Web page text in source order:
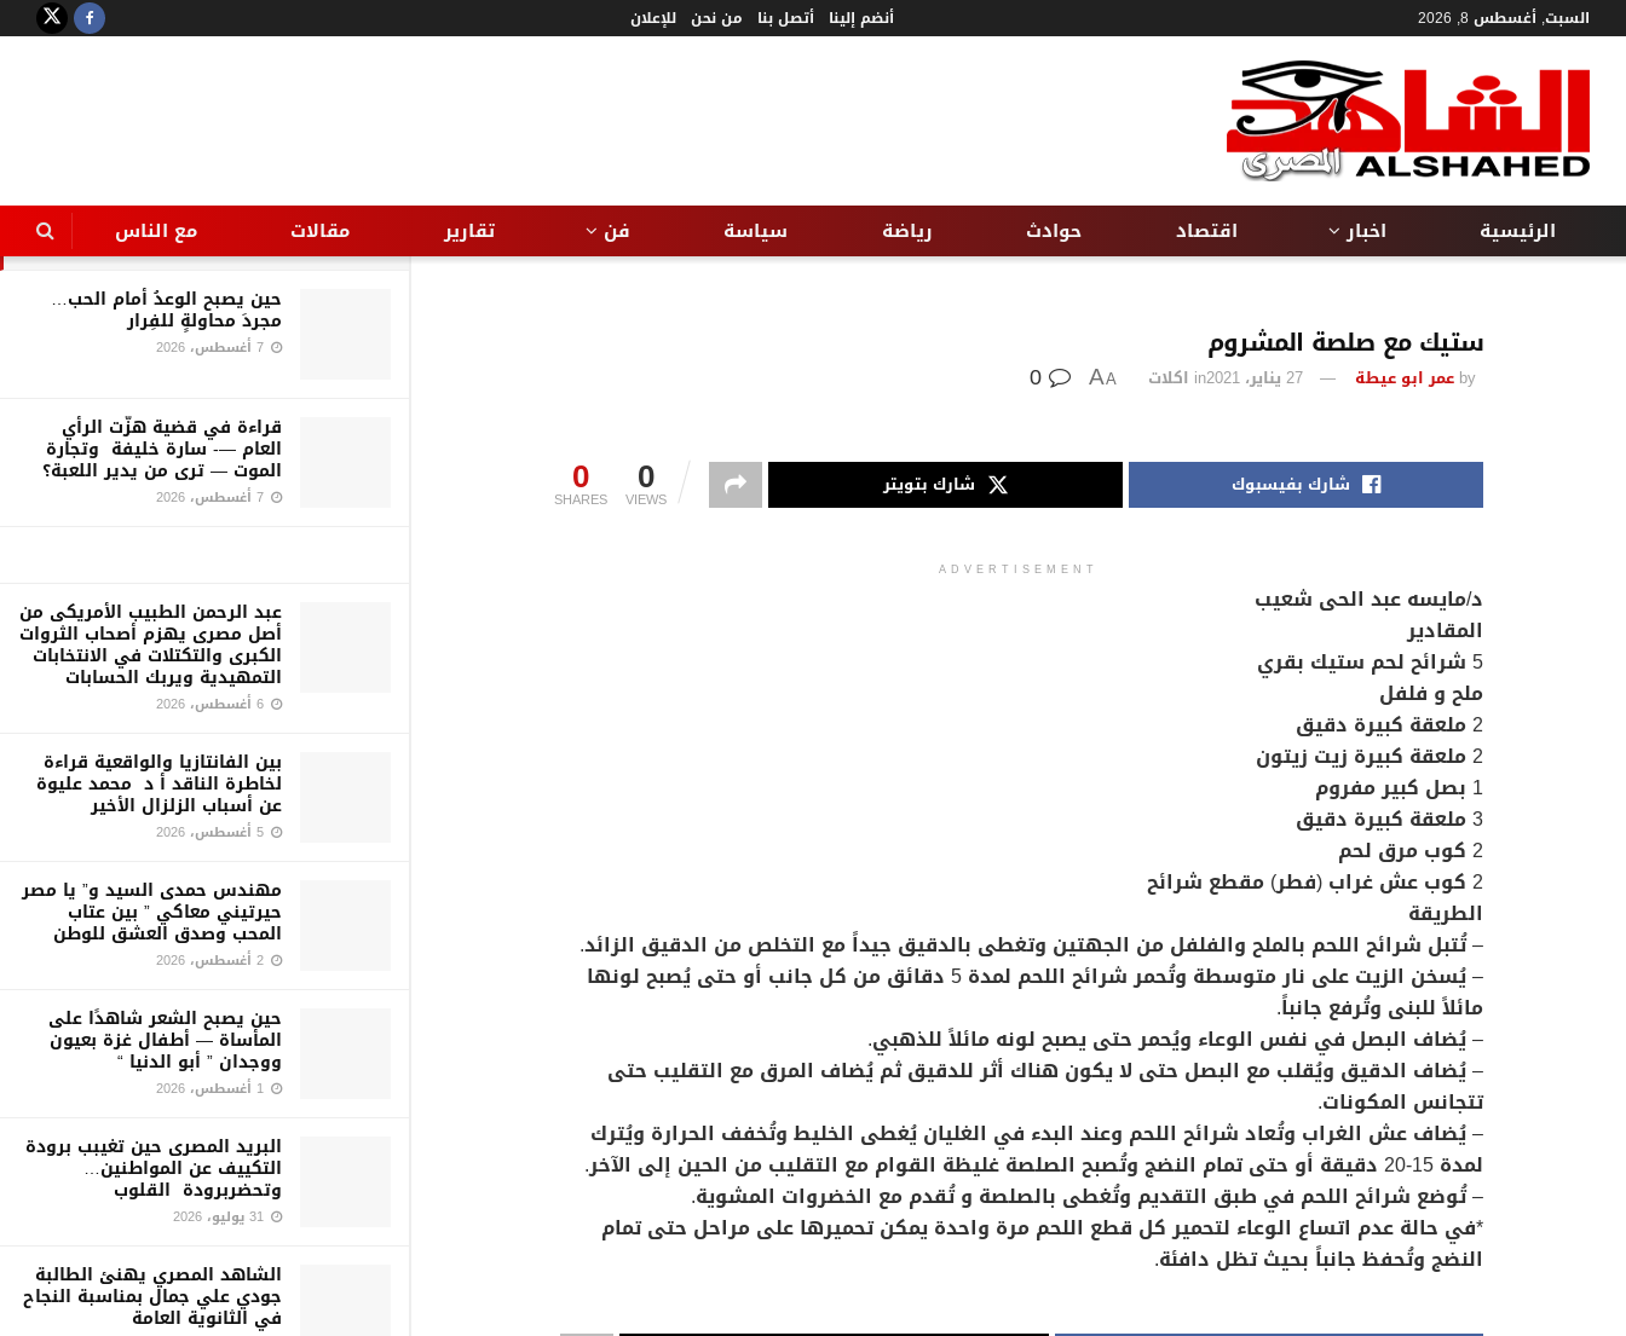
LATEST
ستيك مع صلصة المشروم
حين يصبح الوعدُ أمام الحب…
مجردَ محاولةٍ للفِرار
قراءة في قضية هزّت الرأي
العام —- سارة خليفة وتجارة
الموت — ترى من يدير اللعبة؟
عبد الرحمن الطبيب الأمريكى من
أصل مصرى يهزم أصحاب الثروات
الكبرى والتكتلات في الانتخابات
التمهيدية ويربك الحسابات
بين الفانتازيا والواقعية قراءة
لخاطرة الناقد أ د محمد عليوة
عن أسباب الزلزال الأخير
مهندس حمدى السيد و” يا مصر
حيرتيني معاكي ” بين عتاب
المحب وصدق العشق للوطن
حين يصبح الشعر شاهدًا على
المأساة — أطفال غزة بعيون
ووجدان ” أبو الدنيا “
البريد المصرى حين تغيبب برودة
التكييف عن المواطنين…
وتحضربرودة القلوب
الشاهد المصري يهنئ الطالبة
جودي علي جمال بمناسبة النجاح
في الثانوية العامة
السبت, أغسطس 8, 2026 أنضم إلينا أتصل بنا من نحن للإعلان
الرئيسية اخبار اقتصاد حوادث رياضة سياسة فن تقارير مقالات مع الناس
ستيك مع صلصة المشروم
by عمر ابو عيطة 27 يناير، 2021 in اكلات A
A
0
SHARES 0
VIEWS
شارك بفيسبوك شارك بتويتر
ADVERTISEMENT
د/مايسه عبد الحى شعيب
المقادير
5 شرائح لحم ستيك بقري
ملح و فلفل
2 ملعقة كبيرة دقيق
2 ملعقة كبيرة زيت زيتون
1 بصل كبير مفروم
3 ملعقة كبيرة دقيق
2 كوب مرق لحم
2 كوب عش غراب (فطر) مقطع شرائح
الطريقة
– تُتبل شرائح اللحم بالملح والفلفل من الجهتين وتغطى بالدقيق جيداً مع التخلص من الدقيق الزائد.
– يُسخن الزيت على نار متوسطة وتُحمر شرائح اللحم لمدة 5 دقائق من كل جانب أو حتى يُصبح لونها
مائلاً للبنى وتُرفع جانباً.
– يُضاف البصل في نفس الوعاء ويُحمر حتى يصبح لونه مائلاً للذهبي.
– يُضاف الدقيق ويُقلب مع البصل حتى لا يكون هناك أثر للدقيق ثم يُضاف المرق مع التقليب حتى
تتجانس المكونات.
– يُضاف عش الغراب وتُعاد شرائح اللحم وعند البدء في الغليان يُغطى الخليط وتُخفف الحرارة ويُترك
لمدة 15-20 دقيقة أو حتى تمام النضج وتُصبح الصلصة غليظة القوام مع التقليب من الحين إلى الآخر.
– تُوضع شرائح اللحم في طبق التقديم وتُغطى بالصلصة و تُقدم مع الخضروات المشوية.
*في حالة عدم اتساع الوعاء لتحمير كل قطع اللحم مرة واحدة يمكن تحميرها على مراحل حتى تمام
النضج وتُحفظ جانباً بحيث تظل دافئة.